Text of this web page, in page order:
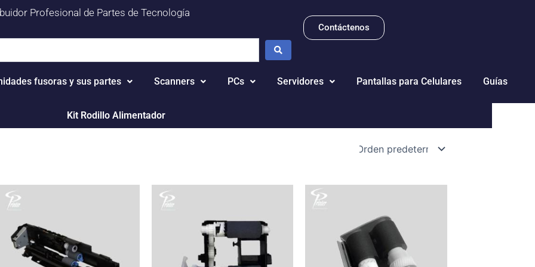
Profesional de Partes de Tecnología
Contáctenos
fusoras y sus partes Scanners PCs Servidores Pantallas para Celulares Guías
Kit Rodillo Alimentador